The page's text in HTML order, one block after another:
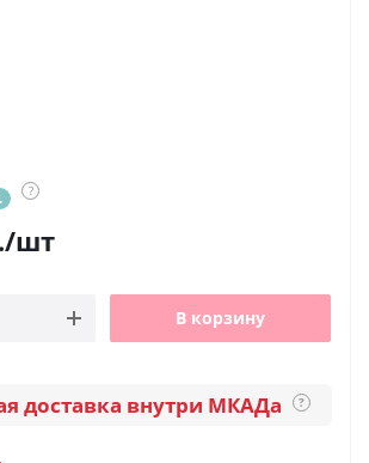
?
/шт
В корзину
доставка внутри МКАДа ?